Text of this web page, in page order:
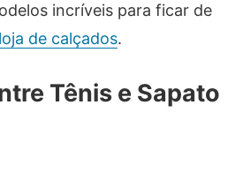
incríveis para ficar de
loja de calçados.
Tênis e Sapato